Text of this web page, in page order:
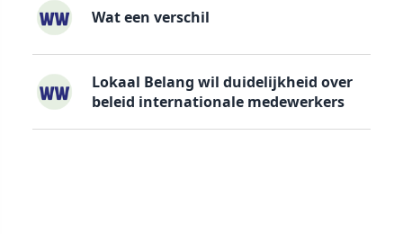
Wat een verschil
Lokaal Belang wil duidelijkheid over
beleid internationale medewerkers